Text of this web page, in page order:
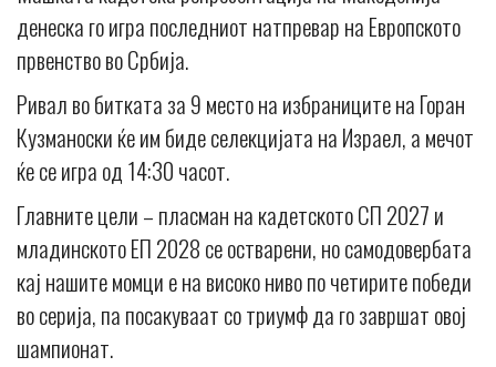
денеска го игра последниот натпревар на Европското
првенство во Србија.
Ривал во битката за 9 место на избраниците на Горан
Кузманоски ќе им биде селекцијата на Израел, а мечот
ќе се игра од 14:30 часот.
Главните цели – пласман на кадетското СП 2027 и
младинското ЕП 2028 се остварени, но самодовербата
кај нашите момци е на високо ниво по четирите победи
во серија, па посакуваат со триумф да го завршат овој
шампионат.